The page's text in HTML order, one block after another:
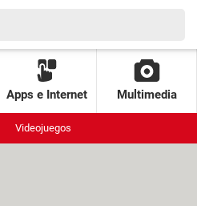
Apps e Internet Multimedia
Videojuegos